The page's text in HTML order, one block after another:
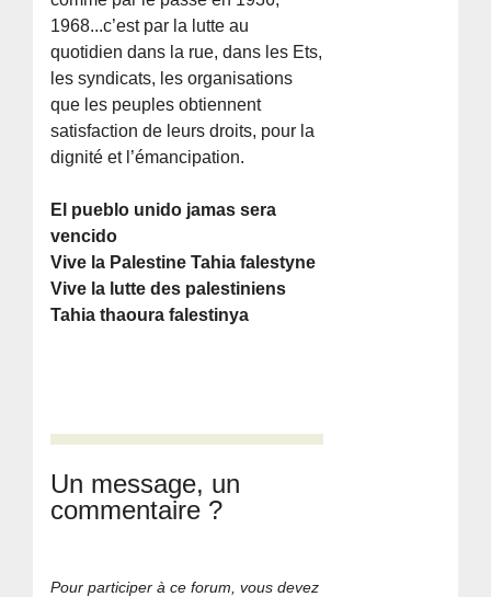
1968...c’est par la lutte au
quotidien dans la rue, dans les Ets,
les syndicats, les organisations
que les peuples obtiennent
satisfaction de leurs droits, pour la
dignité et l’émancipation.
El pueblo unido jamas sera
vencido
Vive la Palestine Tahia falestyne
Vive la lutte des palestiniens
Tahia thaoura falestinya
Un message, un
commentaire ?
Pour participer à ce forum, vous devez